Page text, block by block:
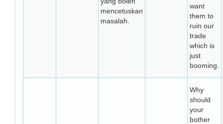
mencetuskan
masalah.
want
them to
ruin our
trade
which is
just
booming.
Why
should
your
bother